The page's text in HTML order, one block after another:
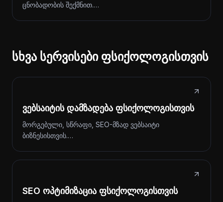
ცნობადობის შექმნით.…
სხვა სერვისები ფსიქოლოგისთვის
ვებსაიტის დამზადება ფსიქოლოგისთვის
მორგებული, სწრაფი, SEO-მზად ვებსაიტი
ბიზნესისთვის.…
SEO ოპტიმიზაცია ფსიქოლოგისთვის